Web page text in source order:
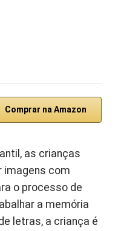
Comprar na Amazon
as crianças
imagens com
o processo de
a memória
letras, a criança é